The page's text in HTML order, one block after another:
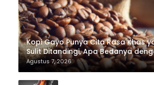
Kopi Gayo Punya Cita Rasa Khas
Sulit Ditandingi, Apa Bedanya
Kopi Arabika Lain?
Agustus 7, 2026